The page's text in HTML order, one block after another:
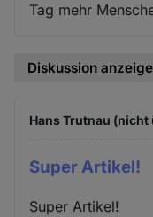
Tag mehr
Diskussion
Hans Trutnau
Super Artikel!
Super Artikel!